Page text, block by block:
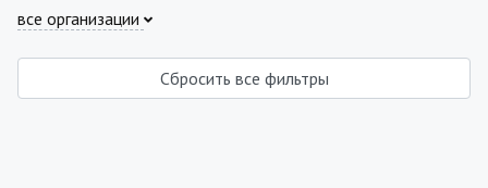
все организации
Сбросить все фильтры